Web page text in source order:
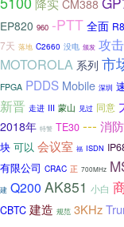
降实 CM388
EP820 960 -PTT 全面
7天 落地 C2660 没电 颁发 攻击
MOTOROLA 系列 市
FPGA PDDS Mobile 深圳
新晋 走进 III 蒙山 见过 同意
2018年 特警 TE30 --- 消防
块 可以 会议室 福 ISDN
有限公司 CRAC 正 700MHz
建 Q200 AK851 小白
CBTC 建造 规范 3KHz